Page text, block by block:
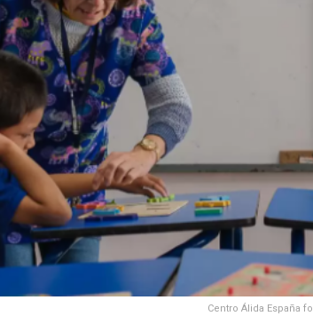
Centro Álida España